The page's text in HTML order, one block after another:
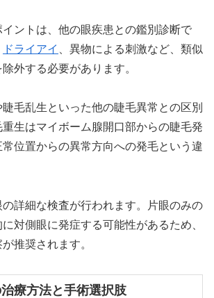
ントは、他の眼疾患との鑑別診断で
ドライアイ
、異物による刺激など、類似
外する必要があります。
毛乱生といった他の睫毛異常との区別
重生はマイボーム腺開口部からの睫毛発
位置からの異常方向への発毛という違
詳細な検査が行われます。片眼のみの
対側眼に発症する可能性があるため、
推奨されます。
療方法と手術選択肢